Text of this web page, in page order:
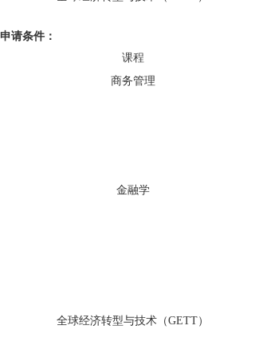
申请条件：
课程
商务管理
金融学
全球经济转型与技术（GETT）